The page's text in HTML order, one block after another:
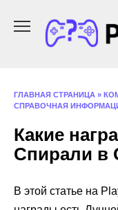
содержанию
ГЛАВНАЯ СТРАНИЦА »
СПРАВОЧНАЯ ИНФОРМАЦИЯ
Какие
Спирали в
В этой статье на